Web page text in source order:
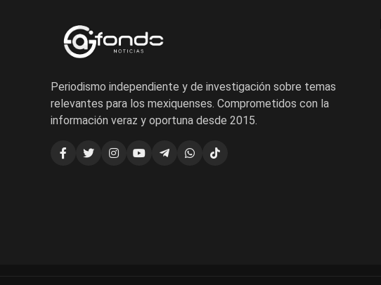
Periodismo independiente y de investigación sobre temas
relevantes para los mexiquenses. Comprometidos con la
información veraz y oportuna desde 2015.